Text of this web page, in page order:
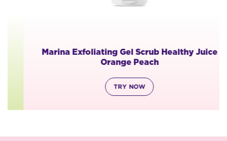
Marina Exfoliating Gel Scrub Healthy Juice
Orange Peach
TRY NOW